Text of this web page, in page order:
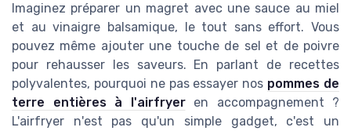
Imaginez préparer un magret avec une sauce au miel
et au vinaigre balsamique, le tout sans effort. Vous
pouvez même ajouter une touche de sel et de poivre
pour rehausser les saveurs. En parlant de recettes
polyvalentes, pourquoi ne pas essayer nos pommes de
terre entières à l'airfryeren accompagnement ?
L'airfryer n'est pas qu'un simple gadget, c'est un